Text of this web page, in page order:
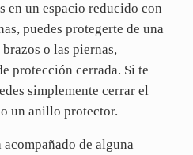
en un espacio reducido con
puedes protegerte de una
o las piernas,
protección cerrada. Si te
simplemente cerrar el
un anillo protector.
de alguna